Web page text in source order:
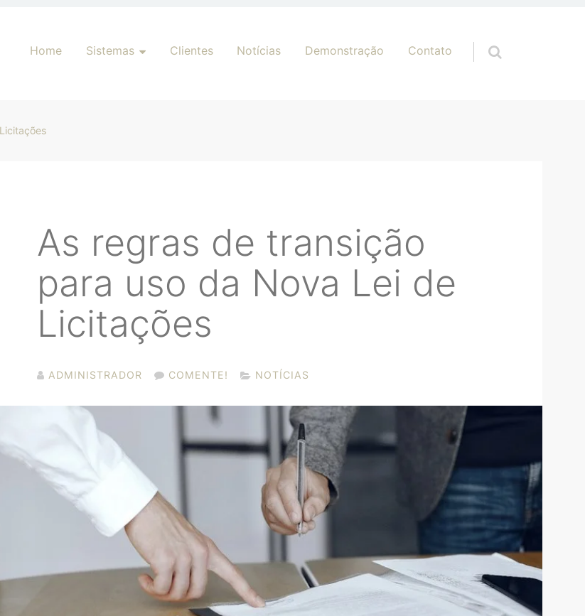
Pular para o conteúdo
Home Sistemas Clientes Notícias Demonstração Contato
As regras de transição
para uso da Nova Lei de
Licitações
ADMINISTRADOR COMENTE! NOTÍCIAS